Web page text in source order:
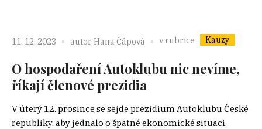
11. 12. 2023 autor Hana Čápová v rubrice Kauzy
O hospodaření Autoklubu nic nevíme,
říkají členové prezidia
V úterý 12. prosince se sejde prezidium Autoklubu České
republiky, aby jednalo o špatné ekonomické situaci.